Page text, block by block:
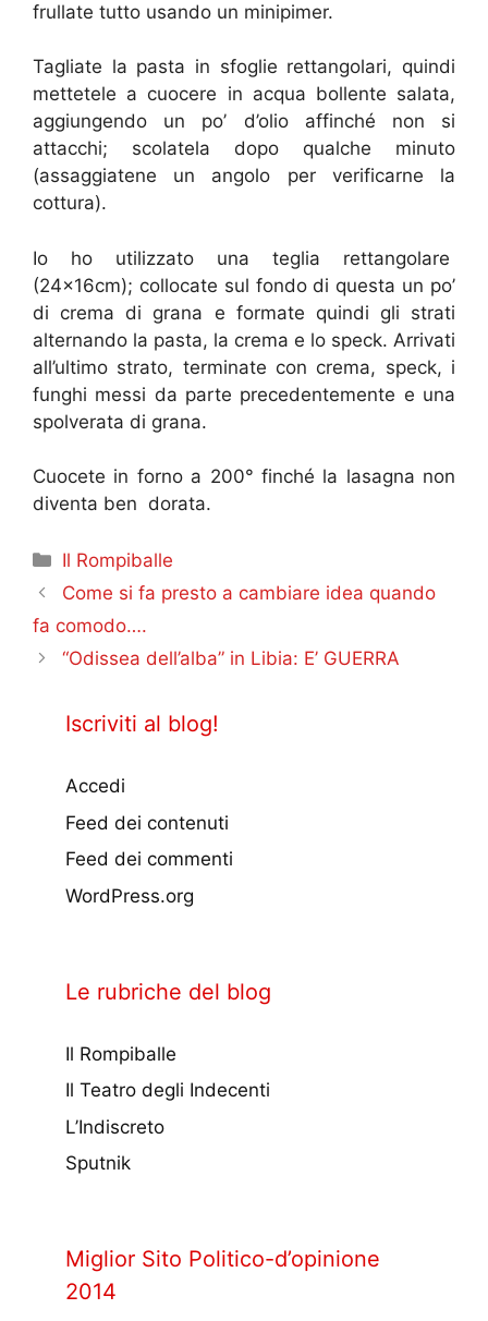
frullate tutto usando un minipimer.
Tagliate la pasta in sfoglie rettangolari, quindi
mettetele a cuocere in acqua bollente salata,
aggiungendo un po’ d’olio affinché non si
attacchi; scolatela dopo qualche minuto
(assaggiatene un angolo per verificarne la
cottura).
Io ho utilizzato una teglia rettangolare
(24x16cm); collocate sul fondo di questa un po’
di crema di grana e formate quindi gli strati
alternando la pasta, la crema e lo speck. Arrivati
all’ultimo strato, terminate con crema, speck, i
funghi messi da parte precedentemente e una
spolverata di grana.
Cuocete in forno a 200° finché la lasagna non
diventa ben dorata.
Categorie
Il Rompiballe
Come si fa presto a cambiare idea quando
fa comodo….
“Odissea dell’alba” in Libia: E’ GUERRA
Iscriviti al blog!
Accedi
Feed dei contenuti
Feed dei commenti
WordPress.org
Le rubriche del blog
Il Rompiballe
Il Teatro degli Indecenti
L’Indiscreto
Sputnik
Miglior Sito Politico-d’opinione
2014